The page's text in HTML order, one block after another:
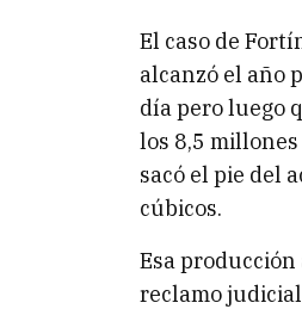
El caso de
alcanzó el año
día pero luego
los 8,5
sacó el pie del
cúbicos.
Esa
reclamo